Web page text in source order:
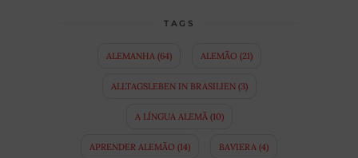
TAGS
ALEMANHA(64) ALEMÃO (21)
ALLTAGSLEBEN IN BRASILIEN(3)
A LÍNGUA ALEMÃ(10)
APRENDER ALEMÃO (14) BAVIERA (4)